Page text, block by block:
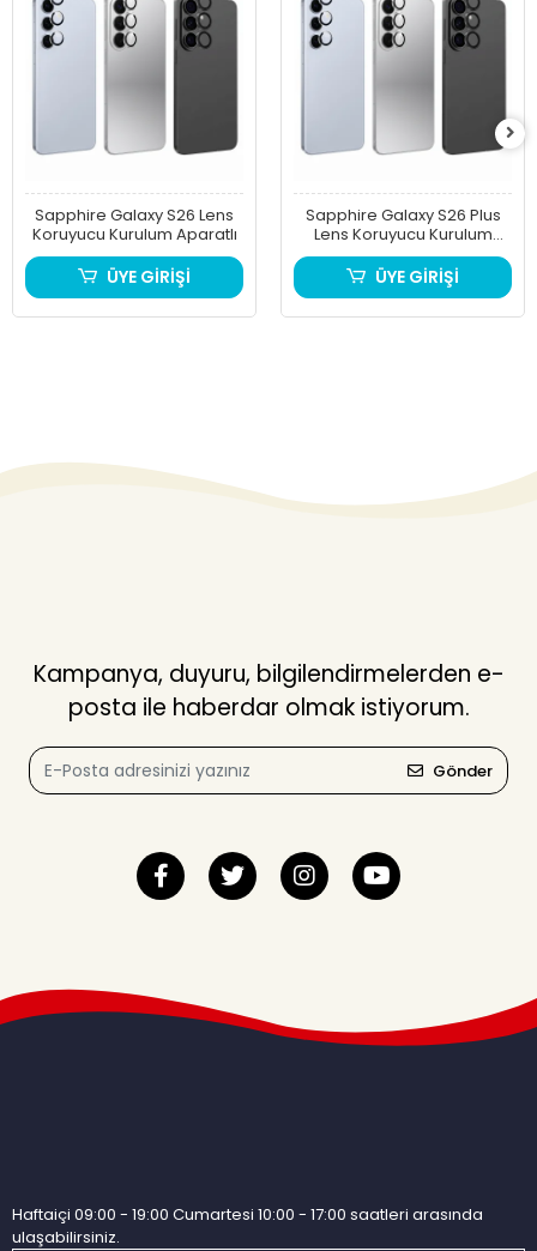
Sapphire Galaxy S26 Lens
Koruyucu Kurulum Aparatlı
ÜYE GİRİŞİ
Sapphire Galaxy S26 Plus
Lens Koruyucu Kurulum
Aparatlı
ÜYE GİRİŞİ
Kampanya, duyuru, bilgilendirmelerden e-
posta ile haberdar olmak istiyorum.
Gönder
Haftaiçi 09:00 - 19:00 Cumartesi 10:00 - 17:00 saatleri arasında
ulaşabilirsiniz.